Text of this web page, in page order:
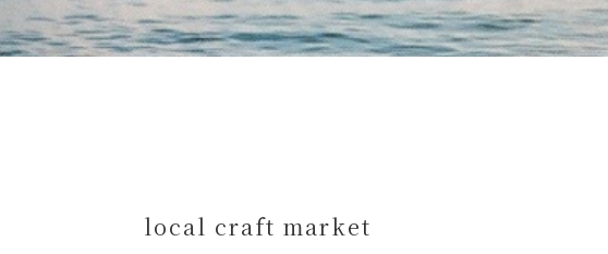
local craft market